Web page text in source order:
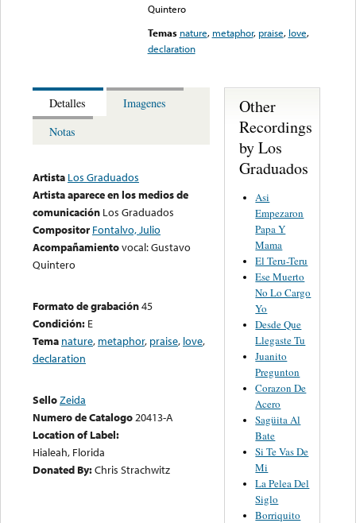
Quintero
Temas nature, metaphor, praise, love,
declaration
Detalles
Imagenes
Notas
Artista Los Graduados
Artista aparece en los medios de
comunicación Los Graduados
Compositor Fontalvo, Julio
Acompañamientovocal: Gustavo
Quintero
Formato de grabación45
Condición: E
Tema nature, metaphor, praise, love,
declaration
SelloZeida
Numero de Catalogo20413-A
Location of Label:
Hialeah, Florida
Donated By:Chris Strachwitz
Other
Recordings
by Los
Graduados
Asi
Empezaron
Papa Y
Mama
El Teru-Teru
Ese Muerto
No Lo Cargo
Yo
Desde Que
Llegaste Tu
Juanito
Pregunton
Corazon De
Acero
Sagüita Al
Bate
Si Te Vas De
Mi
La Pelea Del
Siglo
Borriquito